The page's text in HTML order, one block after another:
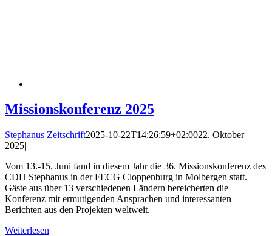
Missionskonferenz 2025
Stephanus Zeitschrift2025-10-22T14:26:59+02:0022. Oktober
2025|
Vom 13.-15. Juni fand in diesem Jahr die 36. Missionskonferenz des
CDH Stephanus in der FECG Cloppenburg in Molbergen statt.
Gäste aus über 13 verschiedenen Ländern bereicherten die
Konferenz mit ermutigenden Ansprachen und interessanten
Berichten aus den Projekten weltweit.
Weiterlesen